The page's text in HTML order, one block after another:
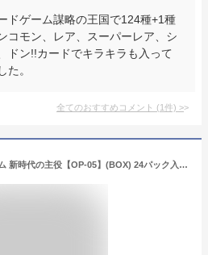
ドゲーム謀略の王国で124種+1種
コモン、レア、スーパーレア、シ
ドン!!カードでキラキラも入って
た。
全てのおすすめコメント (1件) >
ONE PIECEカードゲーム 新時代の主役【OP-05】(BOX) 24パック入 【未開封】